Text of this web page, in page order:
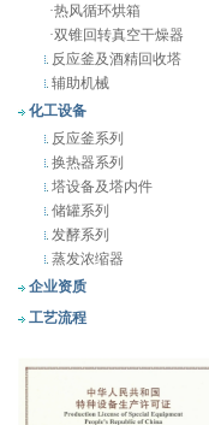
·热风循环烘箱
·双锥回转真空干燥器
反应釜及酒精回收塔
辅助机械
化工设备
反应釜系列
换热器系列
塔设备及塔内件
储罐系列
发酵系列
蒸发浓缩器
企业资质
工艺流程